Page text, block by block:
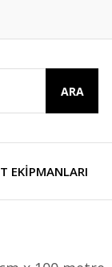
ARA
EKİPMANLARI